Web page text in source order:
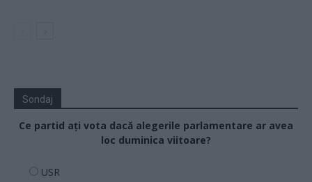
Sondaj
Ce partid ați vota dacă alegerile parlamentare ar avea
loc duminica viitoare?
USR